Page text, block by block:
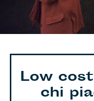
Low
chi